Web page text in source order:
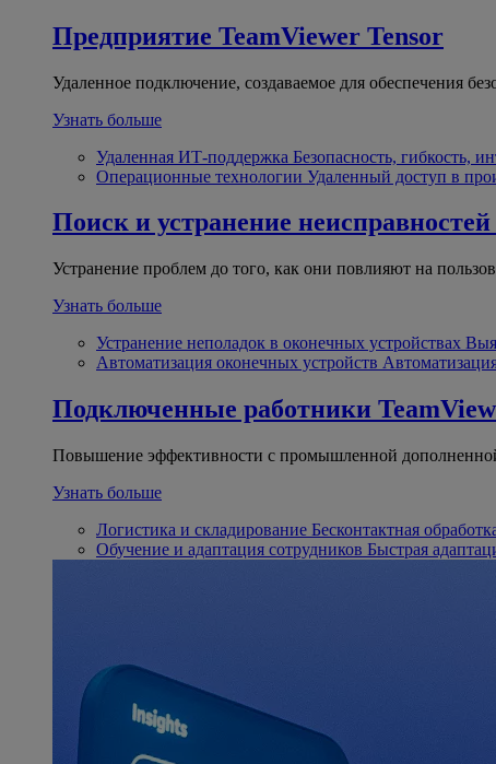
Предприятие TeamViewer Tensor
Удаленное подключение, создаваемое для обеспечения
Узнать больше
Удаленная ИТ-поддержка Безопасность, гибкость,
Операционные технологии Удаленный доступ в
Поиск и устранение неисправностей
Устранение проблем до того, как они повлияют на
Узнать больше
Устранение неполадок в оконечных устройствах
Автоматизация оконечных устройств
Подключенные работники
Повышение эффективности с промышленной
Узнать больше
Логистика и складирование Бесконтактная
Обучение и адаптация сотрудников Быстрая